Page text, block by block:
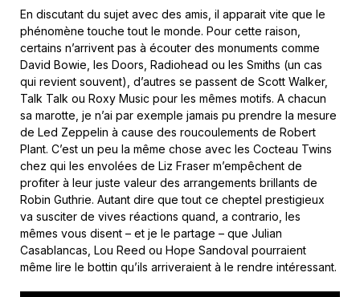
En discutant du sujet avec des amis, il apparait vite que le
phénomène touche tout le monde. Pour cette raison,
certains n’arrivent pas à écouter des monuments comme
David Bowie, les Doors, Radiohead ou les Smiths (un cas
qui revient souvent), d’autres se passent de Scott Walker,
Talk Talk ou Roxy Music pour les mêmes motifs. A chacun
sa marotte, je n’ai par exemple jamais pu prendre la mesure
de Led Zeppelin à cause des roucoulements de Robert
Plant. C’est un peu la même chose avec les Cocteau Twins
chez qui les envolées de Liz Fraser m’empêchent de
profiter à leur juste valeur des arrangements brillants de
Robin Guthrie. Autant dire que tout ce cheptel prestigieux
va susciter de vives réactions quand, a contrario, les
mêmes vous disent – et je le partage – que Julian
Casablancas, Lou Reed ou Hope Sandoval pourraient
même lire le bottin qu’ils arriveraient à le rendre intéressant.